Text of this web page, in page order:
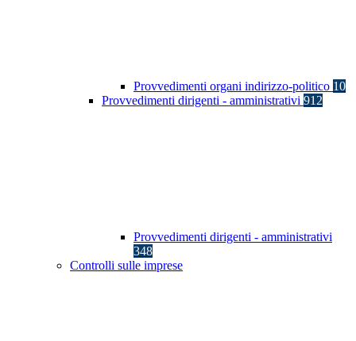
Provvedimenti organi indirizzo-politico 10
Provvedimenti dirigenti - amministrativi 912
Provvedimenti dirigenti - amministrativi
348
Controlli sulle imprese